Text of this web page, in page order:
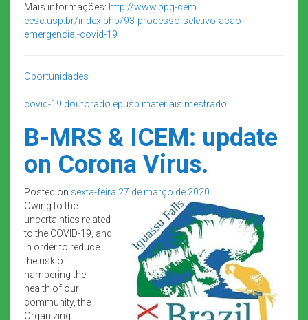
Mais informações: http://www.ppg-cem.
eesc.usp.br/index.php/93-processo-seletivo-acao-
emergencial-covid-19
Oportunidades
covid-19 doutorado epusp materiais mestrado
B-MRS & ICEM: update
on Corona Virus.
Posted on sexta-feira 27 de março de 2020
Owing to the
uncertainties related
to the COVID-19, and
in order to reduce
the risk of
hampering the
health of our
community, the
Organizing